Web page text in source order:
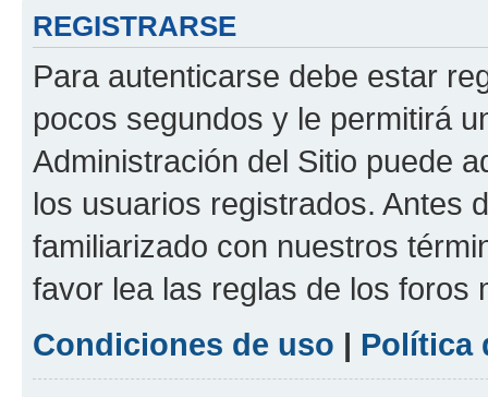
REGISTRARSE
Para autenticarse debe estar
pocos segundos y le permitirá
Administración del Sitio puede
los usuarios registrados. Antes
familiarizado con nuestros
favor lea las reglas de los foros
Condiciones de uso | Política